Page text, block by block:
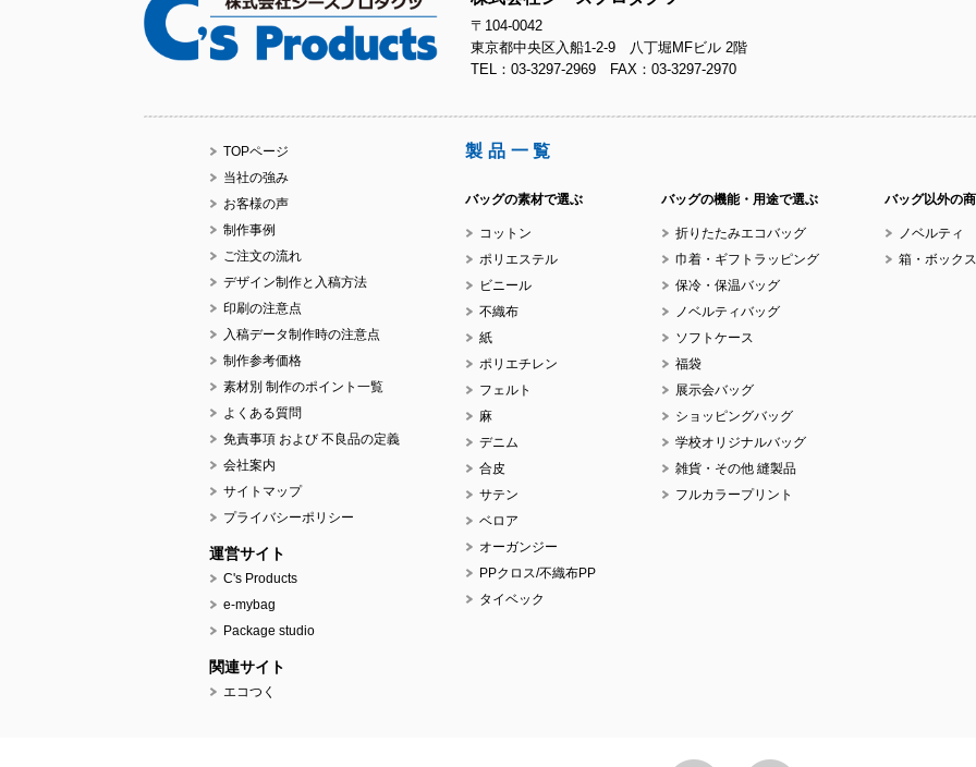
〒104-0042
東京都中央区入船1-2-9 八丁堀MFビル 2階
TEL：03-3297-2969 FAX：03-3297-2970
TOPページ
当社の強み
お客様の声
制作事例
ご注文の流れ
デザイン制作と入稿方法
印刷の注意点
入稿データ制作時の注意点
制作参考価格
素材別 制作のポイント一覧
よくある質問
免責事項 および 不良品の定義
会社案内
サイトマップ
プライバシーポリシー
運営サイト
C's Products
e-mybag
Package studio
関連サイト
エコつく
製品一覧
バッグの素材で選ぶ
コットン
ポリエステル
ビニール
不織布
紙
ポリエチレン
フェルト
麻
デニム
合皮
サテン
ベロア
オーガンジー
PPクロス/不織布PP
タイベック
バッグの機能・用途で選ぶ
折りたたみエコバッグ
巾着・ギフトラッピング
保冷・保温バッグ
ノベルティバッグ
ソフトケース
福袋
展示会バッグ
ショッピングバッグ
学校オリジナルバッグ
雑貨・その他 縫製品
フルカラープリント
バッグ以外の
ノベルティ
箱・ボックス